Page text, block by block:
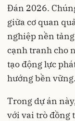
Đán 2026.
giữa cơ quan
nghiệp nền
cạnh tranh cho
tạo động lực
hướng bền
Trong dự án
với vai trò đồng